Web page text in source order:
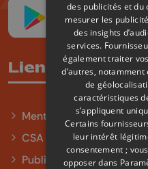
Liens utiles
Mentions légales
CSA
Publicité
des publicités et du
mesurer les
des insights
services.
également traiter
d’autres,
de
caractéristiques
s’appliquent
Certains
leur intérêt
consentement ;
opposer dans